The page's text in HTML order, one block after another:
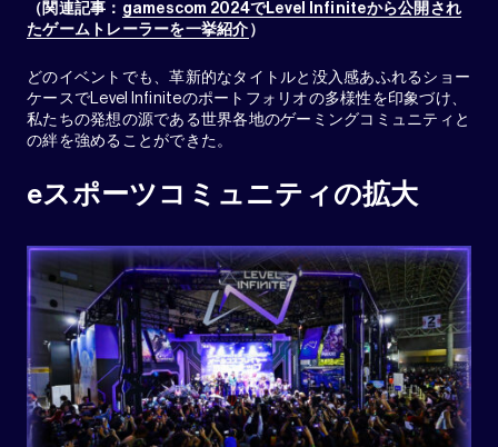
（関連記事： gamescom 2024でLevel Infiniteから公開され
たゲームトレーラーを一挙紹介 ）
どのイベントでも、革新的なタイトルと没入感あふれるショー
ケースでLevel Infiniteのポートフォリオの多様性を印象づけ、
私たちの発想の源である世界各地のゲーミングコミュニティと
の絆を強めることができた。
eスポーツコミュニティの拡大